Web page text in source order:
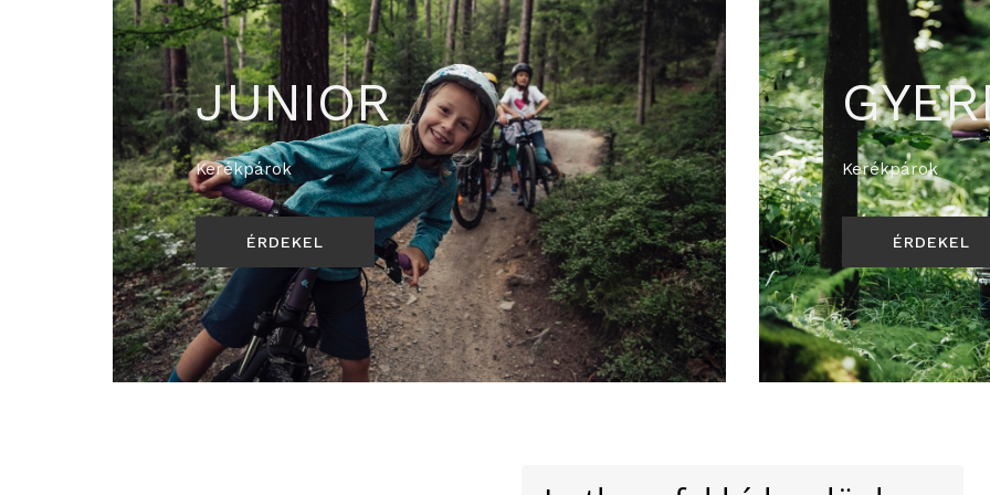
JUNIOR
Kerékpárok
ÉRDEKEL
Kerékpárok
ÉRDEKEL